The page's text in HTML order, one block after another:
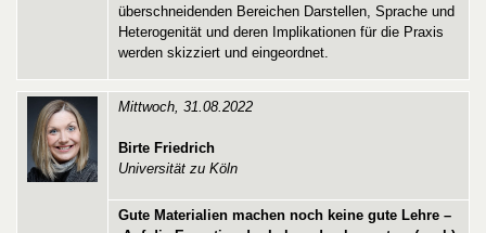
überschneidenden Bereichen Darstellen, Sprache und
Heterogenität und deren Implikationen für die Praxis
werden skizziert und eingeordnet.
Mittwoch, 31.08.2022
Birte Friedrich
Universität zu Köln
Gute Materialien machen noch keine gute Lehre –